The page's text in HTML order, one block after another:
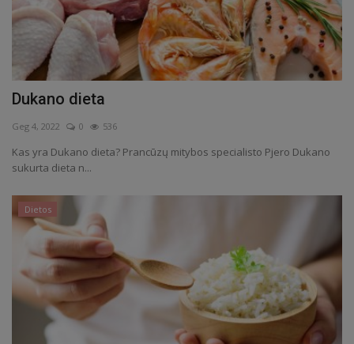
Dukano dieta
Geg 4, 2022 0 536
Kas yra Dukano dieta? Prancūzų mitybos specialisto Pjero Dukano
sukurta dieta n...
Dietos